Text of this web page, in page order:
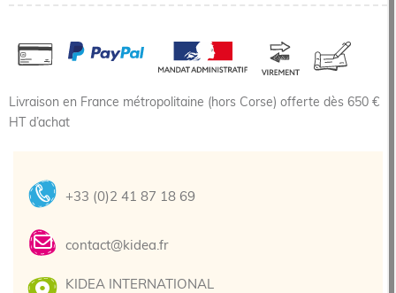
Livraison en France métropolitaine (hors Corse) offerte dès 650 €
HT d’achat
+33 (0)2 41 87 18 69
contact@kidea.fr
KIDEA INTERNATIONAL